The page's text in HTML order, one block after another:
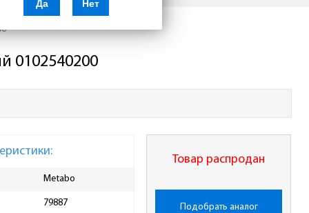
Да Нет
0102540200
Metabo
79887
Максимальная глубина реза
Товар распродан
Подобрать аналог